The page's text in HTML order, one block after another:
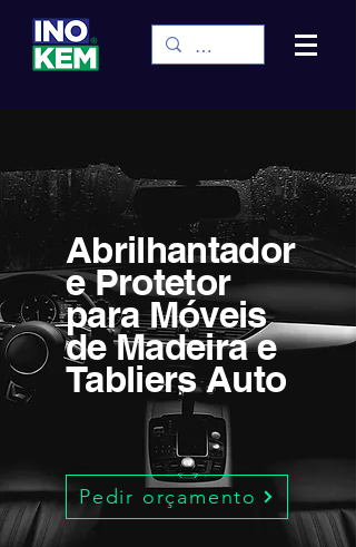
Abrilhantador
e Protetor
para Móveis
de Madeira e
Tabliers Auto
Pedir orçamento